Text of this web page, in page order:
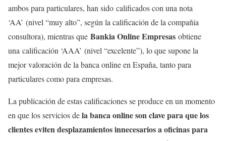
ambos para particulares, han sido calificados con una nota
‘AA’ (nivel “muy alto”, según la calificación de la compañía
consultora), mientras que Bankia Online Empresas obtiene
una calificación ‘AAA’ (nivel “excelente”), lo que supone la
mejor valoración de la banca online en España, tanto para
particulares como para empresas.
La publicación de estas calificaciones se produce en un momento
en que los servicios dela banca online son clave para que los
clientes eviten desplazamientos innecesarios a oficinas para